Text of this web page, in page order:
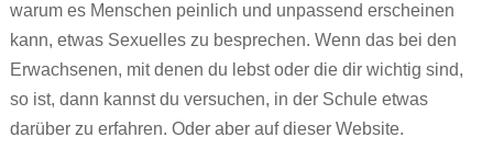
warum es Menschen peinlich und unpassend erscheinen
kann, etwas Sexuelles zu besprechen. Wenn das bei den
Erwachsenen, mit denen du lebst oder die dir wichtig sind,
so ist, dann kannst du versuchen, in der Schule etwas
darüber zu erfahren. Oder aber auf dieser Website.